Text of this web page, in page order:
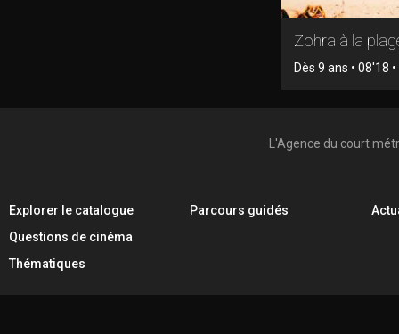
Zohra à la
Dès 9 ans • 08'18
L'Agence du court
Explorer le catalogue
Questions de cinéma
Thématiques
Parcours guidés